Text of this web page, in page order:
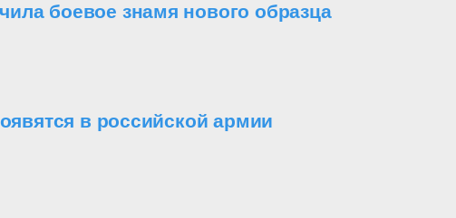
боевое знамя нового образца
в российской армии